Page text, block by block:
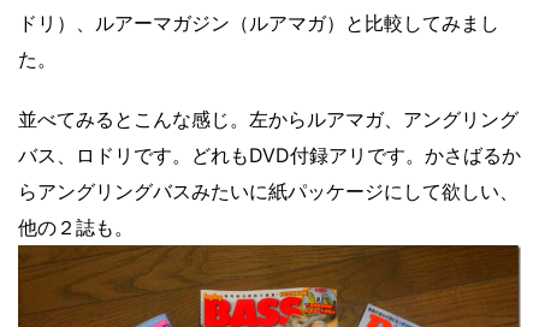
ドリ）、ルアーマガジン（ルアマガ）と比較してみまし
た。
並べてみるとこんな感じ。左からルアマガ、アングリング
バス、ロドリです。どれもDVD付録アリです。かさばるか
らアングリングバスみたいに紙パッケージにして欲しい、
他の２誌も。